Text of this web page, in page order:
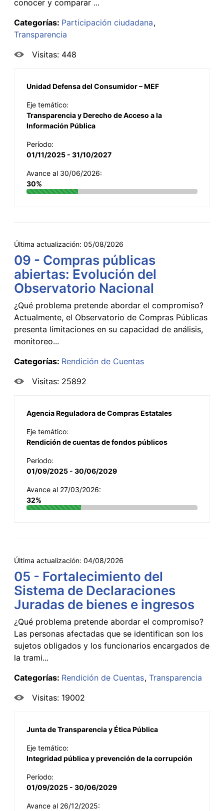
conocer y comparar ...
Categorías: Participación ciudadana
Transparencia
Visitas: 448
Unidad Defensa del Consumidor – MEF
Eje temático:
Transparencia y Derecho de Acceso a la
Información Pública
Período:
01/11/2025 - 31/10/2027
Avance al 30/06/2026:
30%
Última actualización: 05/08/2026
09 - Compras públicas
abiertas: Evolución del
Observatorio Nacional
¿Qué problema pretende abordar el compromiso?
Actualmente, el Observatorio de Compras Públicas
presenta limitaciones en su capacidad de análisis,
monitoreo...
Categorías: Rendición de Cuentas
Visitas: 25892
Agencia Reguladora de Compras Estatales
Eje temático:
Rendición de cuentas de fondos públicos
Período:
01/09/2025 - 30/06/2029
Avance al 27/03/2026:
32%
Última actualización: 04/08/2026
05 - Fortalecimiento del
Sistema de Declaraciones
Juradas de bienes e ingresos
¿Qué problema pretende abordar el compromiso?
Las personas afectadas que se identifican son los
sujetos obligados y los funcionarios encargados de
la trami...
Categorías: Rendición de Cuentas Transparencia
Visitas: 19002
Junta de Transparencia y Ética Pública
Eje temático:
Integridad pública y prevención de la corrupción
Período:
01/09/2025 - 30/06/2029
Avance al 26/12/2025: